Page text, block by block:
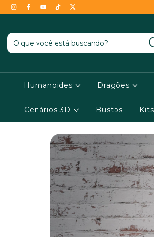
as condições !
Humanoides Dragões
Cenários 3D Bustos Kits